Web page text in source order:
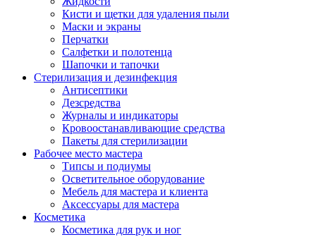
Кисти и щетки для удаления пыли
Маски и экраны
Перчатки
Салфетки и полотенца
Шапочки и тапочки
Стерилизация и дезинфекция
Антисептики
Дезсредства
Журналы и индикаторы
Кровоостанавливающие средства
Пакеты для стерилизации
Рабочее место мастера
Типсы и подиумы
Осветительное оборудование
Мебель для мастера и клиента
Аксессуары для мастера
Косметика
Косметика для рук и ног